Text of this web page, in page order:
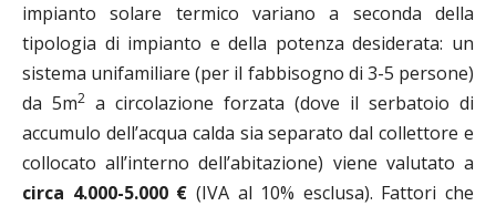
impianto solare termico variano a seconda della
tipologia di impianto e della potenza desiderata: un
sistema unifamiliare (per il fabbisogno di 3-5 persone)
da 5m2 a circolazione forzata (dove il serbatoio di
accumulo dell’acqua calda sia separato dal collettore e
collocato all’interno dell’abitazione) viene valutato a
circa 4.000-5.000 € (IVA al 10% esclusa). Fattori che